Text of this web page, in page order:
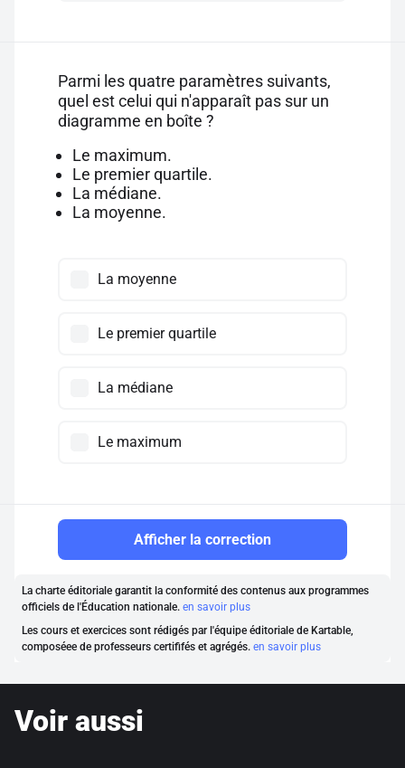
Parmi les quatre paramètres suivants,
quel est celui qui n'apparaît pas sur un
diagramme en boîte ?
Le maximum.
Le premier quartile.
La médiane.
La moyenne.
La moyenne
Le premier quartile
La médiane
Le maximum
Afficher la correction
La charte éditoriale garantit la conformité des contenus aux programmes
officiels de l'Éducation nationale. en savoir plus
Les cours et exercices sont rédigés par l'équipe éditoriale de Kartable,
composéee de professeurs certififés et agrégés. en savoir plus
Voir aussi